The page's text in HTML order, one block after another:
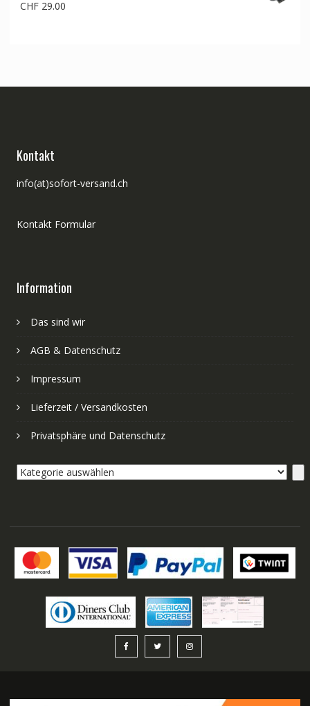
CHF29.00
Kontakt
info(at)sofort-versand.ch
Kontakt Formular
Information
Das sind wir
AGB & Datenschutz
Impressum
Lieferzeit / Versandkosten
Privatsphäre und Datenschutz
Kategorie